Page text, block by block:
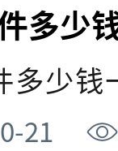
多少
多少钱
21